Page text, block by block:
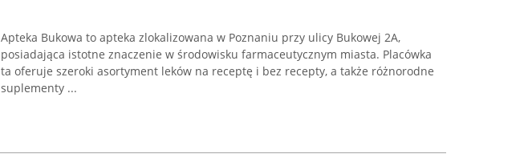
Apteka Bukowa to apteka zlokalizowana w Poznaniu przy ulicy Bukowej 2A,
posiadająca istotne znaczenie w środowisku farmaceutycznym miasta. Placówka
ta oferuje szeroki asortyment leków na receptę i bez recepty, a także różnorodne
suplementy ...